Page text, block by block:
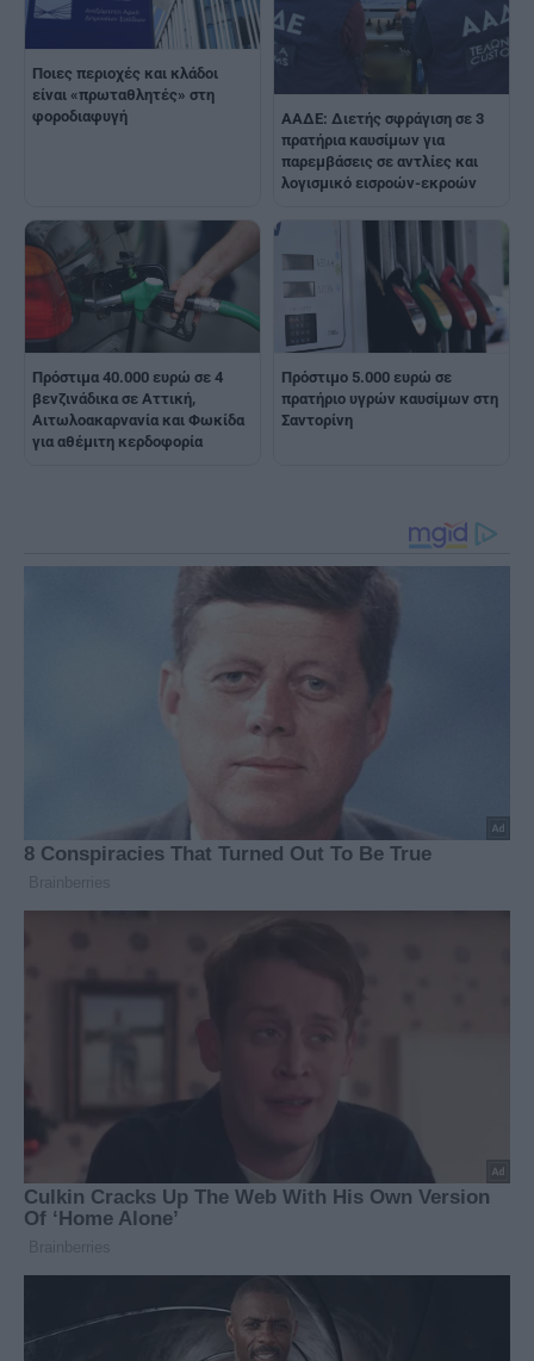
Ποιες περιοχές και κλάδοι
είναι «πρωταθλητές» στη
φοροδιαφυγή
ΑΑΔΕ: Διετής σφράγιση σε 3
πρατήρια καυσίμων για
παρεμβάσεις σε αντλίες και
λογισμικό εισροών-εκροών
Πρόστιμα 40.000 ευρώ σε 4
βενζινάδικα σε Αττική,
Αιτωλοακαρνανία και Φωκίδα
για αθέμιτη κερδοφορία
Πρόστιμο 5.000 ευρώ σε
πρατήριο υγρών καυσίμων στη
Σαντορίνη